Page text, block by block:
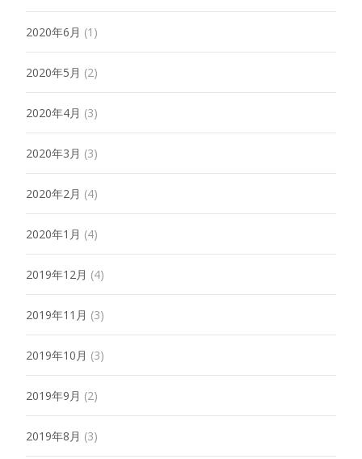
2020年6月 (1)
2020年5月 (2)
2020年4月 (3)
2020年3月 (3)
2020年2月 (4)
2020年1月 (4)
2019年12月 (4)
2019年11月 (3)
2019年10月 (3)
2019年9月 (2)
2019年8月 (3)